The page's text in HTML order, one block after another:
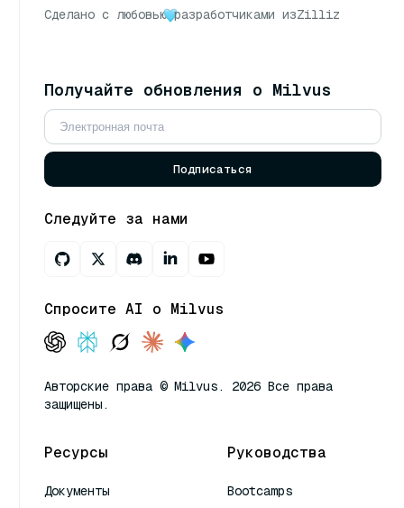
Сделано с любовью разработчиками изZilliz
Получайте обновления о Milvus
Подписаться
Следуйте за нами
Спросите AI о Milvus
Авторские права © Milvus. 2026 Все права
защищены.
Ресурсы
Документы
Руководства
Bootcamps